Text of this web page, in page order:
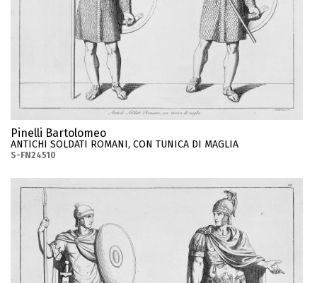
Pinelli Bartolomeo
ANTICHI SOLDATI ROMANI, CON TUNICA DI MAGLIA
S-FN24510